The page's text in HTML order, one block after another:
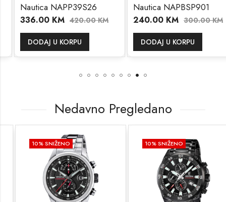
Nautica NAPP39S26
336.00KM 420.00KM
DODAJ U KORPU
Nautica NAPBSP901
240.00KM 300.00KM
DODAJ U KORPU
Nedavno Pregledano
% SNIŽENO % SNIŽENO